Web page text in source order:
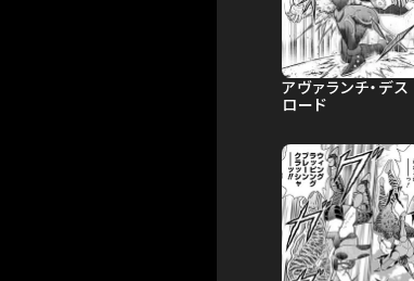
アヴァランチ・デス
ロード